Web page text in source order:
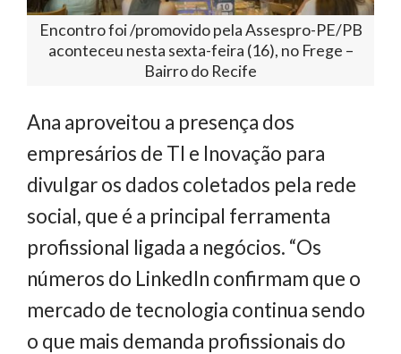
Encontro foi /promovido pela Assespro-PE/PB
aconteceu nesta sexta-feira (16), no Frege –
Bairro do Recife
Ana aproveitou a presença dos
empresários de TI e Inovação para
divulgar os dados coletados pela rede
social, que é a principal ferramenta
profissional ligada a negócios. “Os
números do LinkedIn confirmam que o
mercado de tecnologia continua sendo
o que mais demanda profissionais do